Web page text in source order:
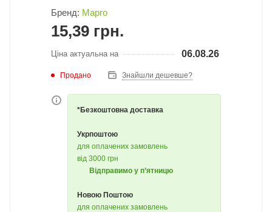
Бренд: Марго
15,39 грн.
Ціна актуальна на 06.08.26
Продано Знайшли дешевше?
*Безкоштовна доставка
Укрпоштою
для оплачених замовлень
від 3000 грн
Відправимо у п’ятницю
Новою Поштою
для оплачених замовлень